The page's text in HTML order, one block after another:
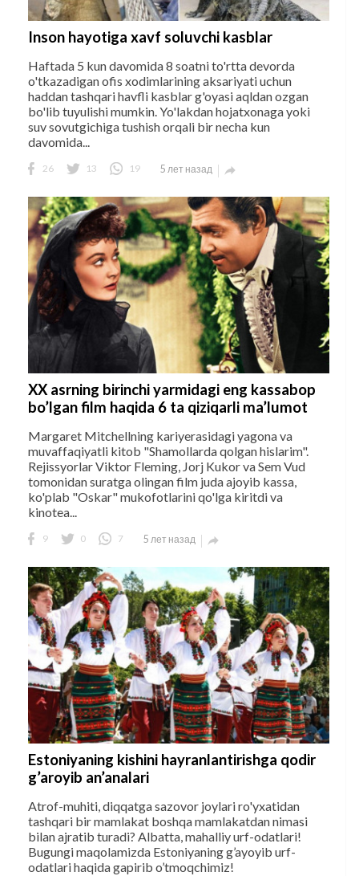
Inson hayotiga xavf soluvchi kasblar
Haftada 5 kun davomida 8 soatni to'rtta devorda
o'tkazadigan ofis xodimlarining aksariyati uchun
haddan tashqari havfli kasblar g'oyasi aqldan ozgan
bo'lib tuyulishi mumkin. Yo'lakdan hojatxonaga yoki
suv sovutgichiga tushish orqali bir necha kun
davomida...
26 13 19 5 лет назад 
XX asrning birinchi yarmidagi eng kassabop
bo’lgan film haqida 6 ta qiziqarli ma’lumot
Margaret Mitchellning kariyerasidagi yagona va
muvaffaqiyatli kitob "Shamollarda qolgan hislarim".
Rejissyorlar Viktor Fleming, Jorj Kukor va Sem Vud
tomonidan suratga olingan film juda ajoyib kassa,
ko'plab "Oskar" mukofotlarini qo'lga kiritdi va
kinotea...
9 0 7 5 лет назад 
Estoniyaning kishini hayranlantirishga qodir
g’aroyib an’analari
Atrof-muhiti, diqqatga sazovor joylari ro'yxatidan
tashqari bir mamlakat boshqa mamlakatdan nimasi
bilan ajratib turadi? Albatta, mahalliy urf-odatlari!
Bugungi maqolamizda Estoniyaning g’ayoyib urf-
odatlari haqida gapirib o’tmoqchimiz!